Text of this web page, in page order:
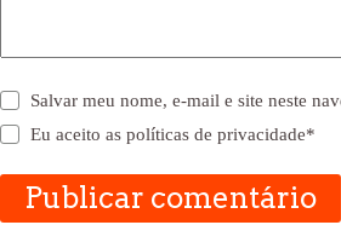
Salvar meu nome, e-mail e site neste
Eu aceito aspolíticas de privacidade*
Publicar comentário